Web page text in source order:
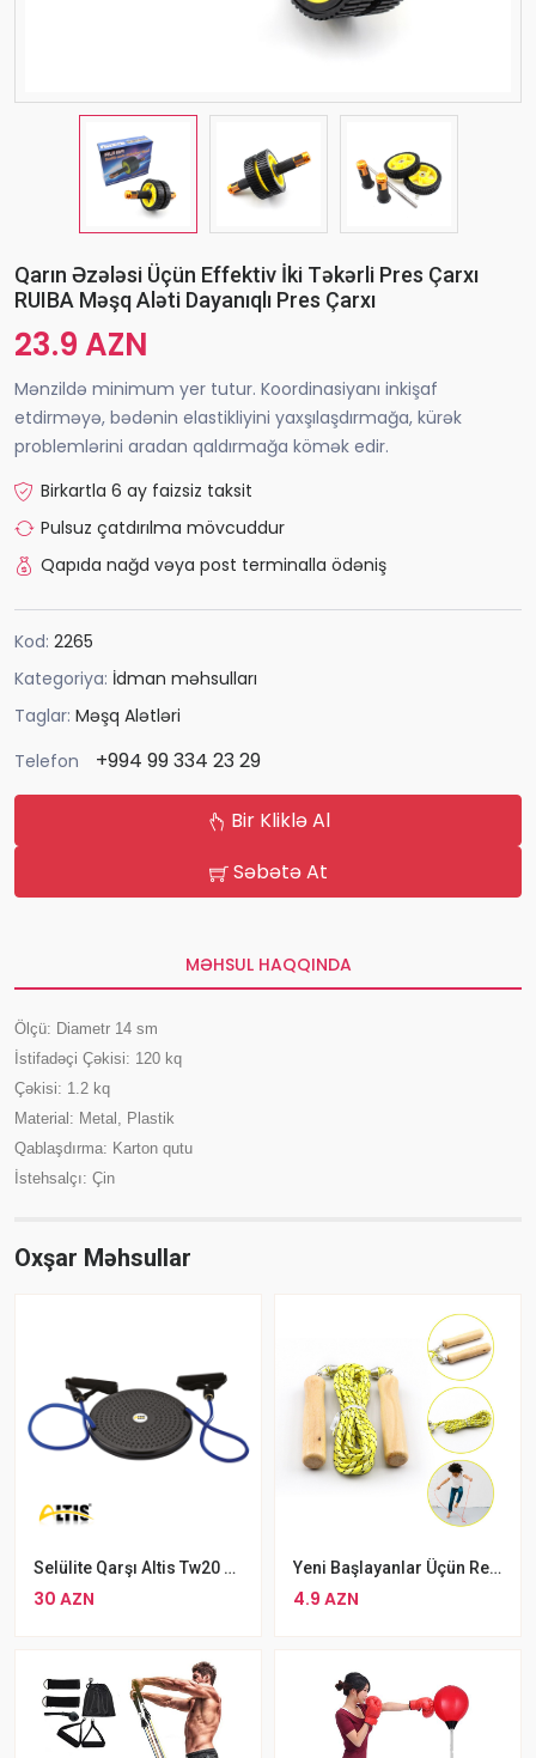
Qarın Əzələsi Üçün Effektiv İki Təkərli Pres Çarxı
RUIBA Məşq Aləti Dayanıqlı Pres Çarxı
23.9 AZN
Mənzildə minimum yer tutur. Koordinasiyanı inkişaf
etdirməyə, bədənin elastikliyini yaxşılaşdırmağa, kürək
problemlərini aradan qaldırmağa kömək edir.
Birkartla 6 ay faizsiz taksit
Pulsuz çatdırılma mövcuddur
Qapıda nağd vəya post terminalla ödəniş
Kod: 2265
Kategoriya: İdman məhsulları
Taglar: Məşq Alətləri
Telefon
+994 99 334 23 29
Bir Kliklə Al
Səbətə At
MƏHSUL HAQQINDA
Ölçü: Diametr 14 sm
İstifadəçi Çəkisi: 120 kq
Çəkisi: 1.2 kq
Material: Metal, Plastik
Qablaşdırma: Karton qutu
İstehsalçı: Çin
Oxşar Məhsullar
Selülite Qarşı Altis Tw20 Bel İncəldici Twisting Disk Arıqladıcı İkili Jqutlu Disk
30 AZN
Yeni Başlayanlar Üçün Rengli Atlanma İpi Taxta Tutacaqlı Pirqilka
4.9 AZN